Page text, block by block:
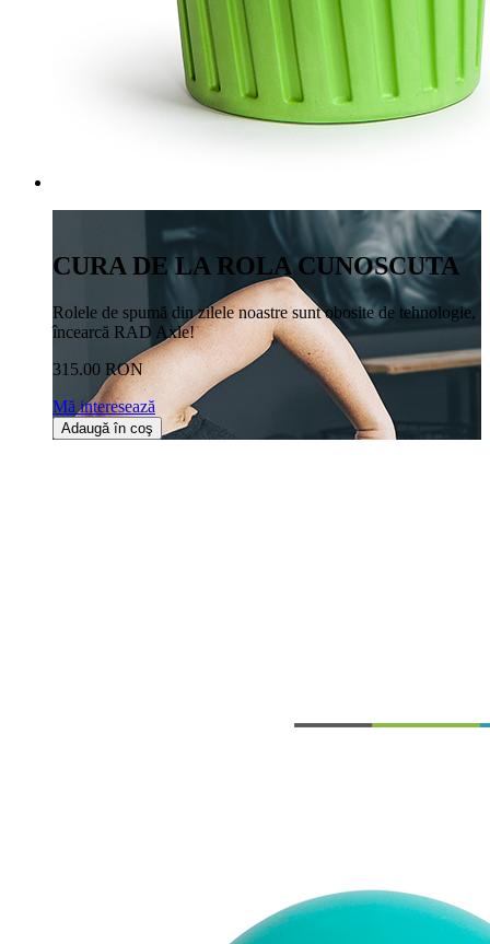
CURA DE LA ROLA CUNOSCUTA
Rolele de spumă din zilele noastre sunt obosite de tehnologie,
încearcă RAD Axle!
315.00 RON
Mă interesează
Adaugă în coş